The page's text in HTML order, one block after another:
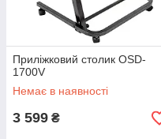
Приліжковий столик OSD-
1700V
Немає в наявності
3 599 ₴